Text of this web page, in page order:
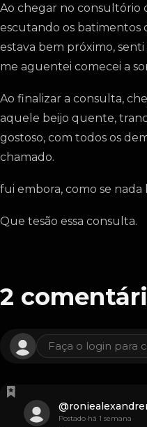
Ao chegar no consultório
escutando os batimentos
estava bem próximo,
me aguentei comecei a
Ao finalizar a consulta,
aquele beijo quente,
gostoso, com todos os
chamado.
fui embora, como se nada
Que tesão essa consulta.
2
Faça o login para
@
Postado há 1 semana